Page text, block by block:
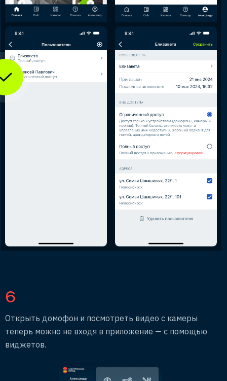
6
Открыть домофон и посмотреть видео с камеры
теперь можно не входя в приложение — с помощью
виджетов.